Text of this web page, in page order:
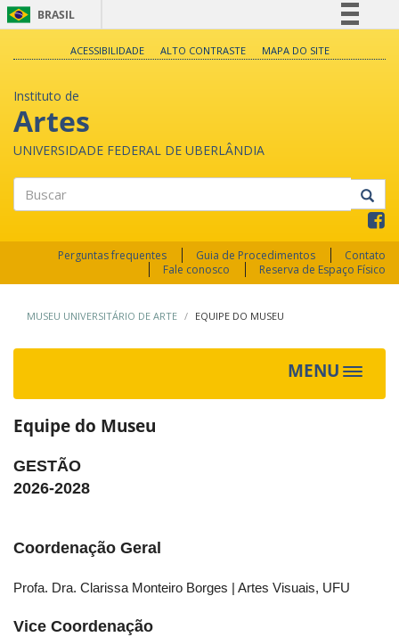
BRASIL
Legislação
Canais
ACESSIBILIDADE ALTO CONTRASTE MAPA DO SITE
Instituto de
Artes
UNIVERSIDADE FEDERAL DE UBERLÂNDIA
Perguntas frequentes Guia de Procedimentos
Contato
Fale conosco
Reserva de Espaço Físico
MUSEU UNIVERSITÁRIO DE ARTE EQUIPE DO MUSEU
MENU
Toggle
Equipe do Museu
GESTÃO
2026-2028
Coordenação Geral
Profa. Dra. Clarissa Monteiro Borges | Artes Visuais, UFU
Vice Coordenação